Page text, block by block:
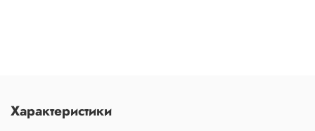
Характеристики